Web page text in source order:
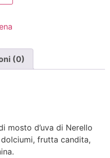
(0)
mosto d’uva di Nerello
frutta candita,